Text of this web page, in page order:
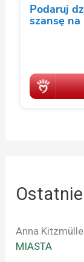
Anna
MIASTA